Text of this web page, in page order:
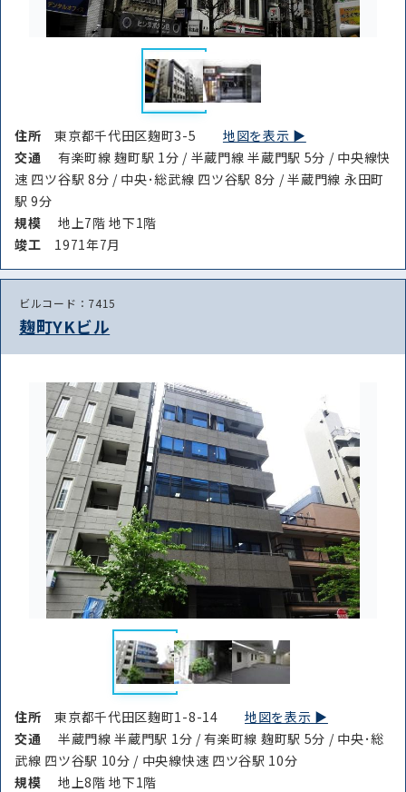
住所東京都千代田区麹町3-5 地図を表示 ▶︎
交通
有楽町線 麹町駅 1分 / 半蔵門線 半蔵門駅 5分 / 中央線快
速 四ツ谷駅 8分 / 中央･総武線 四ツ谷駅 8分 / 半蔵門線 永田町
駅 9分
規模
地上7階 地下1階
竣⼯ 1971年7月
ビルコード：7415
麹町YKビル
住所東京都千代田区麹町1-8-14地図を表示 ▶︎
交通
半蔵門線 半蔵門駅 1分 / 有楽町線 麹町駅 5分 / 中央･総
武線 四ツ谷駅 10分 / 中央線快速 四ツ谷駅 10分
規模
地上8階 地下1階